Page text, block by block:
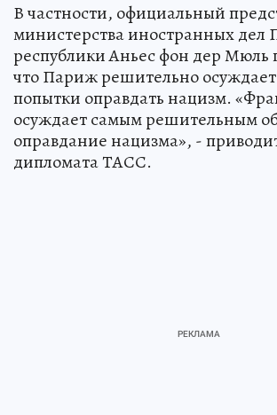
В частности, официальный
министерства иностранных дел
республики Аньес фон дер Мюль
что Париж решительно
попытки оправдать нацизм.
осуждает самым решительным
оправдание нацизма», -
дипломата ТАСС.